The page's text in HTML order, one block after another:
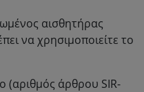
αισθητήρας
να χρησιμοποιείτε το
(αριθμός άρθρου SIR-